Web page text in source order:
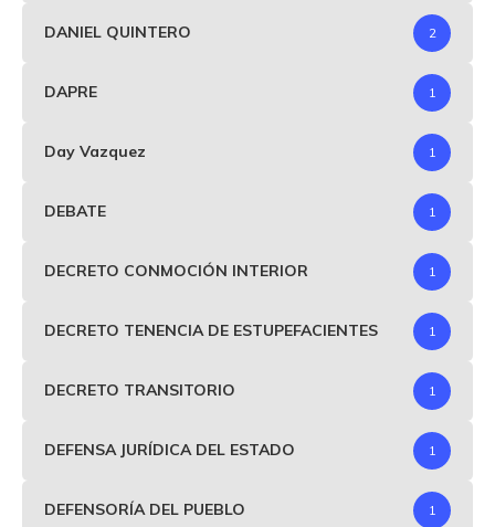
DANIEL QUINTERO 2
DAPRE 1
Day Vazquez 1
DEBATE 1
DECRETO CONMOCIÓN INTERIOR 1
DECRETO TENENCIA DE ESTUPEFACIENTES 1
DECRETO TRANSITORIO 1
DEFENSA JURÍDICA DEL ESTADO 1
DEFENSORÍA DEL PUEBLO 1